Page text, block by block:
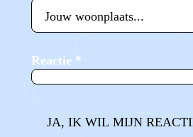
Reactie *
JA, IK WIL MIJN